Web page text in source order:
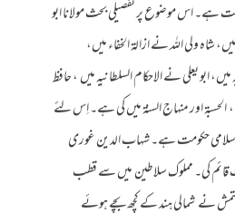
ہے۔ اس موضوع پر تفصیلی بحث مولانا ابو
شاہ ولی اللہ نے ازالۃ الخفاء میں،
ابو یعلی نے الاحکام السلطانیہ میں ، حافظ
الحسبۃ اور منہاج السنۃ میں کی ہے۔ اِس لئے
حکومت ہے۔ شہاب الدین غوری
قائم کی۔ مملوک سلاطین میں سے قطب
نے شمالی ہند کے کچھ بچے ہوئے